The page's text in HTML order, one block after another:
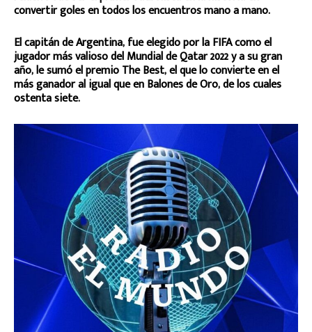
convertir goles en todos los encuentros mano a mano.
El capitán de Argentina, fue elegido por la FIFA como el
jugador más valioso del Mundial de Qatar 2022 y a su gran
año, le sumó el premio The Best, el que lo convierte en el
más ganador al igual que en Balones de Oro, de los cuales
ostenta siete.